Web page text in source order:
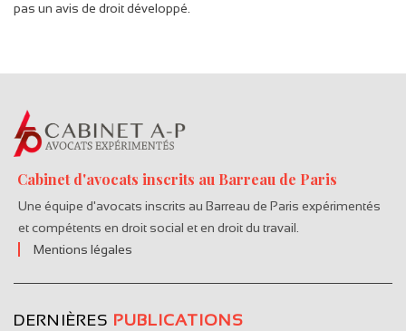
pas un avis de droit développé.
Cabinet d'avocats inscrits au Barreau de Paris
Une équipe d'avocats inscrits au Barreau de Paris expérimentés
et compétents en droit social et en droit du travail.
Mentions légales
DERNIÈRES PUBLICATIONS